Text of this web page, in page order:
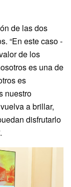
de las dos
“En este caso -
de los
es una de
es
nuestro
a brillar,
disfrutarlo